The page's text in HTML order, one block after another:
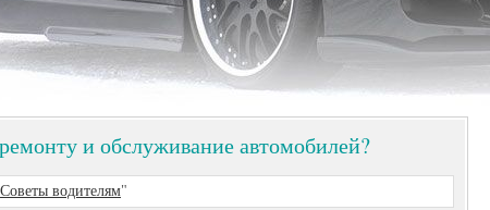
и обслуживание автомобилей?
Советы водителям"